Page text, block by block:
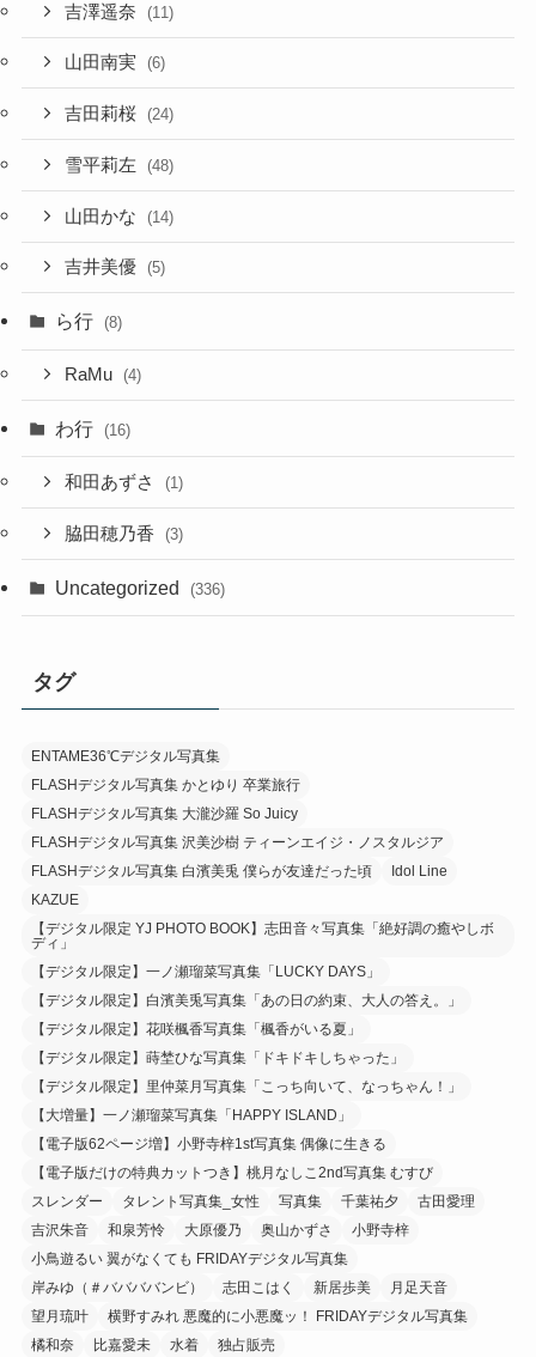
吉澤遥奈 (11)
山田南実 (6)
吉田莉桜 (24)
雪平莉左 (48)
山田かな (14)
吉井美優 (5)
ら行 (8)
RaMu (4)
わ行 (16)
和田あずさ (1)
脇田穂乃香 (3)
Uncategorized (336)
タグ
ENTAME36℃デジタル写真集
FLASHデジタル写真集 かとゆり 卒業旅行
FLASHデジタル写真集 大瀧沙羅 So Juicy
FLASHデジタル写真集 沢美沙樹 ティーンエイジ・ノスタルジア
FLASHデジタル写真集 白濱美兎 僕らが友達だった頃
Idol Line
KAZUE
【デジタル限定 YJ PHOTO BOOK】志田音々写真集「絶好調の癒やしボ
ディ」
【デジタル限定】一ノ瀬瑠菜写真集「LUCKY DAYS」
【デジタル限定】白濱美兎写真集「あの日の約束、大人の答え。」
【デジタル限定】花咲楓香写真集「楓香がいる夏」
【デジタル限定】蒔埜ひな写真集「ドキドキしちゃった」
【デジタル限定】里仲菜月写真集「こっち向いて、なっちゃん！」
【大増量】一ノ瀬瑠菜写真集「HAPPY ISLAND」
【電子版62ページ増】小野寺梓1st写真集 偶像に生きる
【電子版だけの特典カットつき】桃月なしこ2nd写真集 むすび
スレンダー
タレント写真集_女性 写真集 千葉祐夕
古田愛理
吉沢朱音
和泉芳怜 大原優乃 奥山かずさ
小野寺梓
小鳥遊るい 翼がなくても FRIDAYデジタル写真集
岸みゆ（＃ババババンビ）
志田こはく 新居歩美
月足天音
望月琉叶
横野すみれ 悪魔的に小悪魔ッ！ FRIDAYデジタル写真集
橘和奈
比嘉愛未 水着 独占販売